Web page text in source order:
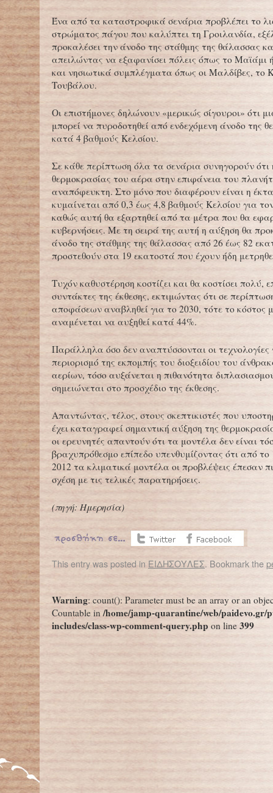
Ένα από τα καταστροφικά σενάρια προβλέπει το
στρώματος πάγου που καλύπτει τη Γροιλανδία,
προκαλέσει την άνοδο της στάθμης της θάλασσας
απειλώντας να εξαφανίσει πόλεις όπως το
και νησιωτικά συμπλέγματα όπως οι Μαλδίβες, το
Τουβάλου.
Οι επιστήμονες δηλώνουν «μερικώς σίγουροι» ότι
μπορεί να πυροδοτηθεί από ενδεχόμενη άνοδο της
κατά 4 βαθμούς Κελσίου.
Σε κάθε περίπτωση όλα τα σενάρια συνηγορούν ότι
θερμοκρασίας του αέρα στην επιφάνεια του
αναπόφευκτη. Στο μόνο που διαφέρουν είναι η
κυμαίνεται από 0,3 έως 4,8 βαθμούς Κελσίου για
καθώς αυτή θα εξαρτηθεί από τα μέτρα που θα
κυβερνήσεις. Με τη σειρά της αυτή η αύξηση θα
άνοδο της στάθμης της θάλασσας από 26 έως 82
προστεθούν στα 19 εκατοστά που έχουν ήδη
Τυχόν καθυστέρηση κοστίζει και θα κοστίσει πολύ,
συντάκτες της έκθεσης, εκτιμώντας ότι σε
αποφάσεων αναβληθεί για το 2030, τότε το κόστος
αναμένεται να αυξηθεί κατά 44%.
Παράλληλα όσο δεν αναπτύσσονται οι τεχνολογίες
περιορισμό της εκπομπής του διοξειδίου του
αερίων, τόσο αυξάνεται η πιθανότητα
σημειώνεται στο προσχέδιο της έκθεσης.
Απαντώντας, τέλος, στους σκεπτικιστές που
έχει καταγραφεί σημαντική αύξηση της
οι ερευνητές απαντούν ότι τα μοντέλα δεν είναι
βραχυπρόθεσμο επίπεδο υπενθυμίζοντας ότι από το
2012 τα κλιματικά μοντέλα οι προβλέψεις έπεσαν
σχέση με τις τελικές παρατηρήσεις.
(πηγή: Ημερησία)
This entry was posted in ΕΙΔΗΣΟΥΛΕΣ. Bookmark the
Warning: count(): Parameter must be an array or an
Countable in/home/jamp-quarantine/web/paidevo.gr/
includes/class-wp-comment-query.php on line 399